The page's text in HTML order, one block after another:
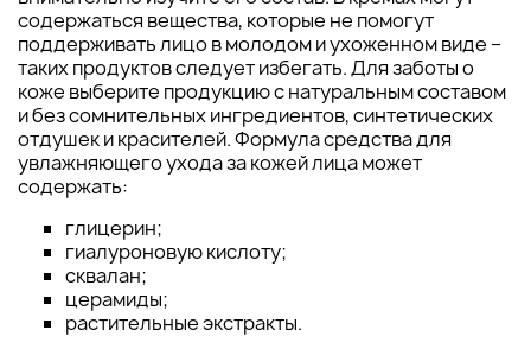
содержаться вещества, которые не помогут
поддерживать лицо в молодом и ухоженном виде –
таких продуктов следует избегать. Для заботы о
коже выберите продукцию с натуральным составом
и без сомнительных ингредиентов, синтетических
отдушек и красителей. Формула средства для
увлажняющего ухода за кожей лица может
содержать:
глицерин;
гиалуроновую кислоту;
сквалан;
церамиды;
растительные экстракты.